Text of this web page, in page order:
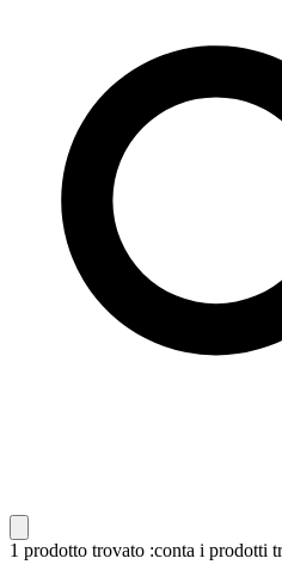
1 prodotto trovato :conta i prodotti